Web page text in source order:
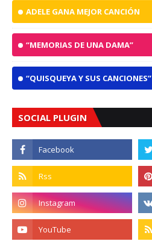
ADELE GANA MEJOR CANCIÓN
“MEMORIAS DE UNA DAMA”
“QUISQUEYA Y SUS CANCIONES”
SOCIAL PLUGIN